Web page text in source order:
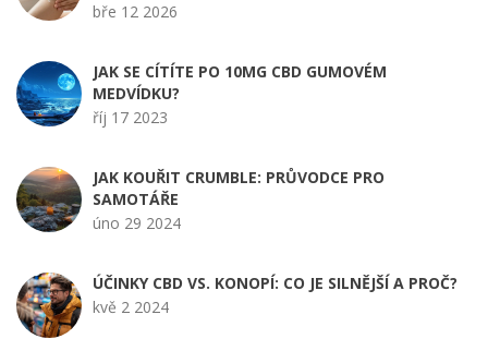
bře 12 2026
JAK SE CÍTÍTE PO 10MG CBD GUMOVÉM
MEDVÍDKU?
říj 17 2023
JAK KOUŘIT CRUMBLE: PRŮVODCE PRO
SAMOTÁŘE
úno 29 2024
ÚČINKY CBD VS. KONOPÍ: CO JE SILNĚJŠÍ A PROČ?
kvě 2 2024